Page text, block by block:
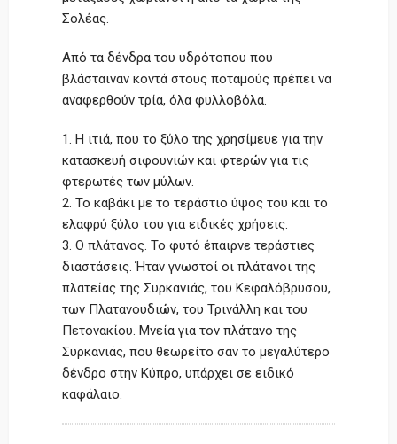
Σολέας.
Από τα δένδρα του υδρότοπου που
βλάσταιναν κοντά στους ποταμούς πρέπει να
αναφερθούν τρία, όλα φυλλοβόλα.
1. Η ιτιά, που το ξύλο της χρησίμευε για την
κατασκευή σιφουνιών και φτερών για τις
φτερωτές των μύλων.
2. Το καβάκι με το τεράστιο ύψος του και το
ελαφρύ ξύλο του για ειδικές χρήσεις.
3. Ο πλάτανος. Το φυτό έπαιρνε τεράστιες
διαστάσεις. Ήταν γνωστοί οι πλάτανοι της
πλατείας της Συρκανιάς, του Κεφαλόβρυσου,
των Πλατανουδιών, του Τρινάλλη και του
Πετονακίου. Μνεία για τον πλάτανο της
Συρκανιάς, που θεωρείτο σαν το μεγαλύτερο
δένδρο στην Κύπρο, υπάρχει σε ειδικό
καφάλαιο.